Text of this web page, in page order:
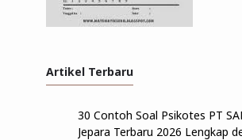
Artikel Terbaru
30 Contoh Soal Psikotes PT
Jepara Terbaru 2026 Lengkap